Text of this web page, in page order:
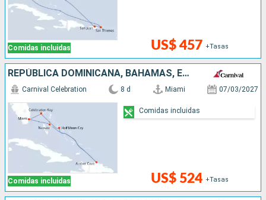
Comidas incluidas US$ 457 +Tasas
REPÚBLICA DOMINICANA, BAHAMAS, ESTADOS UNIDOS
Comidas incluidas
Carnival Celebration 8 d Miami 07/03/2027
US$ 524 +Tasas
Comidas incluidas